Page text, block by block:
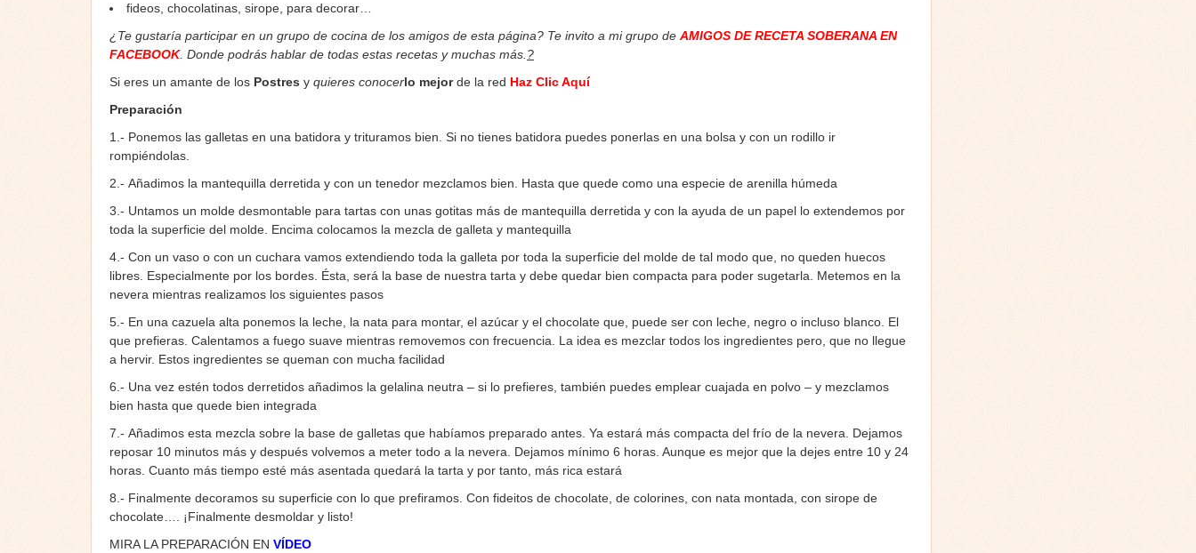
fideos, chocolatinas, sirope, para decorar…
¿Te gustaría participar en un grupo de cocina de los amigos de esta página? Te invito a mi grupo de AMIGOS DE RECETA SOBERANA EN
FACEBOOK. Donde podrás hablar de todas estas recetas y muchas más. ?
Si eres un amante de los Postres y quieres conocerlo mejorde la red Haz Clic Aquí
Preparación
1.- Ponemos las galletas en una batidora y trituramos bien. Si no tienes batidora puedes ponerlas en una bolsa y con un rodillo ir
rompiéndolas.
2.- Añadimos la mantequilla derretida y con un tenedor mezclamos bien. Hasta que quede como una especie de arenilla húmeda
3.- Untamos un molde desmontable para tartas con unas gotitas más de mantequilla derretida y con la ayuda de un papel lo extendemos por
toda la superficie del molde. Encima colocamos la mezcla de galleta y mantequilla
4.- Con un vaso o con un cuchara vamos extendiendo toda la galleta por toda la superficie del molde de tal modo que, no queden huecos
libres. Especialmente por los bordes. Ésta, será la base de nuestra tarta y debe quedar bien compacta para poder sugetarla. Metemos en la
nevera mientras realizamos los siguientes pasos
5.- En una cazuela alta ponemos la leche, la nata para montar, el azúcar y el chocolate que, puede ser con leche, negro o incluso blanco. El
que prefieras. Calentamos a fuego suave mientras removemos con frecuencia. La idea es mezclar todos los ingredientes pero, que no llegue
a hervir. Estos ingredientes se queman con mucha facilidad
6.- Una vez estén todos derretidos añadimos la gelalina neutra – si lo prefieres, también puedes emplear cuajada en polvo – y mezclamos
bien hasta que quede bien integrada
7.- Añadimos esta mezcla sobre la base de galletas que habíamos preparado antes. Ya estará más compacta del frío de la nevera. Dejamos
reposar 10 minutos más y después volvemos a meter todo a la nevera. Dejamos mínimo 6 horas. Aunque es mejor que la dejes entre 10 y 24
horas. Cuanto más tiempo esté más asentada quedará la tarta y por tanto, más rica estará
8.- Finalmente decoramos su superficie con lo que prefiramos. Con fideitos de chocolate, de colorines, con nata montada, con sirope de
chocolate…. ¡Finalmente desmoldar y listo!
MIRA LA PREPARACIÓN EN VÍDEO